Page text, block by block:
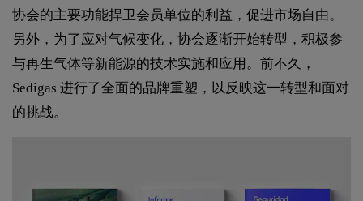
协会的主要功能捍卫会员单位的利益，促进市场自由。
另外，为了应对气候变化，协会逐渐开始转型，积极参
与再生气体等新能源的技术实施和应用。前不久，
Sedigas 进行了全面的品牌重塑，以反映这一转型和面对
的挑战。